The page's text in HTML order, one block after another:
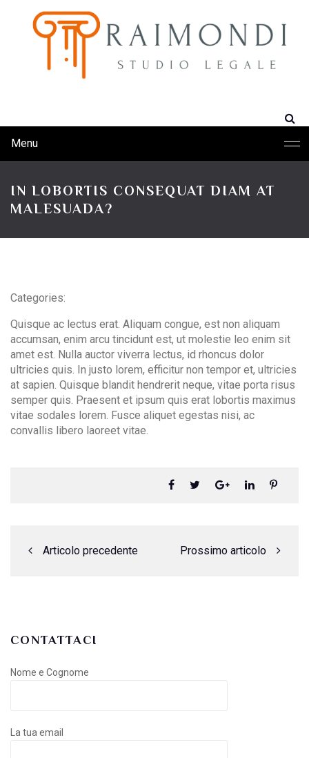
Menu
Contact Info
+39 0815540508
IN LOBORTIS CONSEQUAT DIAM AT
MALESUADA?
Categories:
Quisque ac lectus erat. Aliquam congue, est non aliquam
accumsan, enim arcu tincidunt est, ut molestie leo enim sit
amet est. Nulla auctor viverra lectus, id rhoncus dolor
ultricies quis. In justo lorem, efficitur non tempor et, ultricies
at sapien. Quisque blandit hendrerit neque, vitae porta risus
semper quis. Praesent et ipsum quis erat lobortis maximus
vitae sodales lorem. Fusce aliquet egestas nisi, ac
convallis libero laoreet vitae.
Articolo precedente Prossimo articolo
CONTATTACI
Nome e Cognome
La tua email